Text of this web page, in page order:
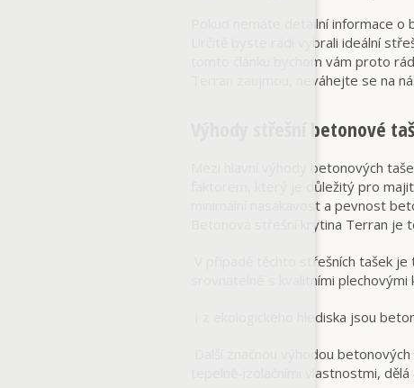
Pokud nemáte detailní informace
Určitě byste rádi vybrali ideální
tomto článku bychom vám proto
Terran zaujmou, neváhejte se na
Výhody střešní betonové
Mezi hlavní výhody betonových
faktorem, který je důležitý pro
minimální nasákavost a pevnost
Betonová střešní krytina Terran je
V případě těchto střešních tašek
srovnatelné s kvalitními
I z ekologického hlediska jsou
Další značnou výhodou
tepelně-izolačními vlastnostmi,